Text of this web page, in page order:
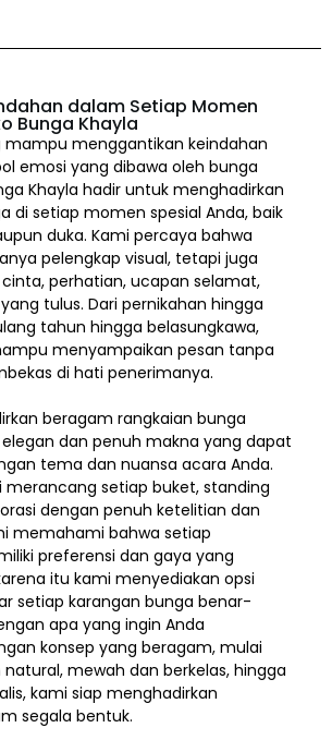
dalam Setiap Momen
Bunga Khayla
mampu menggantikan keindahan
emosi yang dibawa oleh bunga
Khayla hadir untuk menghadirkan
di setiap momen spesial Anda, baik
duka. Kami percaya bahwa
pelengkap visual, tetapi juga
perhatian, ucapan selamat,
tulus. Dari pernikahan hingga
tahun hingga belasungkawa,
menyampaikan pesan tanpa
di hati penerimanya.
beragam rangkaian bunga
dan penuh makna yang dapat
tema dan nuansa acara Anda.
merancang setiap buket, standing
dengan penuh ketelitian dan
memahami bahwa setiap
preferensi dan gaya yang
itu kami menyediakan opsi
setiap karangan bunga benar-
apa yang ingin Anda
konsep yang beragam, mulai
mewah dan berkelas, hingga
kami siap menghadirkan
segala bentuk.